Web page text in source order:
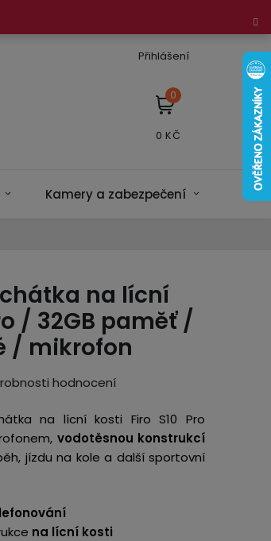
Přihlášení
NÁKUPNÍ
KOŠÍK
Kamery a zabezpečení
na lícní
/ 32GB paměť /
/ mikrofon
hodnocení
na lícní kosti Firo S10 Pro
vodotěsnou konstrukcí
jízdu na kole a další sportovní
na lícní kosti